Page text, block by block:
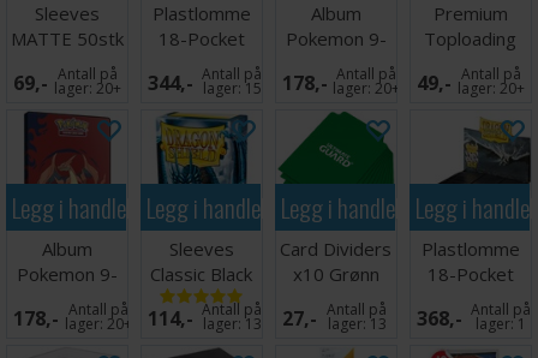
Sleeves
MATTE 50stk
59x91mm
69,- Antall på
lager:20+
Plastlomme
18-Pocket
Side Load
Svart x50
344,- Antall på
lager: 15
Album
Pokemon 9-
Pocket
Pikachu
178,- Antall på
lager:20+
Premium
Toploading
Exoshields -
25 stk
49,- Antall på
lager:20+
Legg i handlekurven
Album
Pokemon 9-
Pocket Mega
Charizard XY
178,- Antall på
lager: 20+
Legg i handlekurven
Sleeves
Classic Black
x100 - 63x88
m/box
114,- Antall på
lager: 13
Legg i handlekurven
Card Dividers
x10 Grønn
27,- Antall på
lager: 13
Legg i
Plastlomme
18-Pocket
SideLoad
Svart x 50
368,- Antall på
lager:1